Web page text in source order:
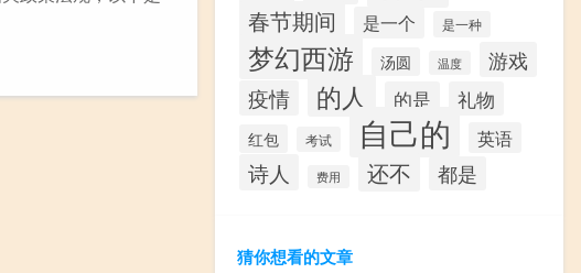
春节期间 是一个 是一种
梦幻西游 汤圆 温度
游戏
疫情
的人 的是 礼物
红包 考试 自己的 英语
诗人 费用 还不 都是
猜你想看的文章